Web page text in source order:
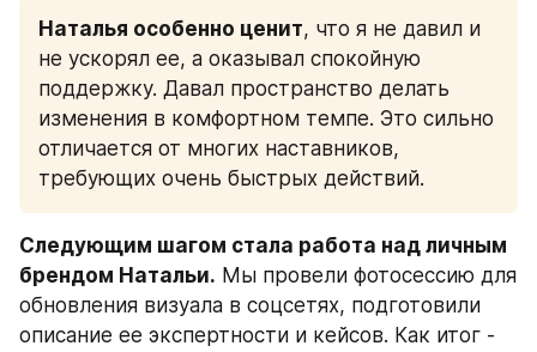
Наталья особенно ценит, что я не давил и
не ускорял ее, а оказывал спокойную
поддержку. Давал пространство делать
изменения в комфортном темпе. Это сильно
отличается от многих наставников,
требующих очень быстрых действий.
Следующим шагом стала работа над личным
брендом Натальи. Мы провели фотосессию для
обновления визуала в соцсетях, подготовили